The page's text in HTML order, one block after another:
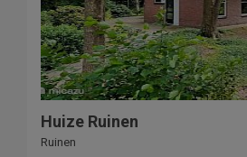
Huize Ruinen
Ruinen